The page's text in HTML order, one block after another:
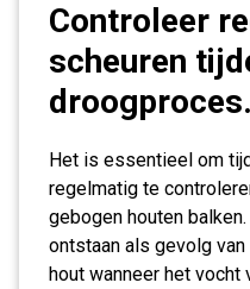
Controleer
scheuren
droogproces.
Het is essentieel om
regelmatig te
gebogen houten
ontstaan als gevolg
hout wanneer het vocht